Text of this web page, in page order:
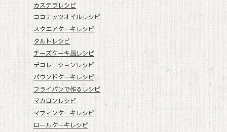
カステラレシピ
ココナッツオイルレシピ
スクエアケーキレシピ
タルトレシピ
チーズケーキ風レシピ
デコレーションレシピ
パウンドケーキレシピ
フライパンで作るレシピ
マカロンレシピ
マフィンケーキレシピ
ロールケーキレシピ